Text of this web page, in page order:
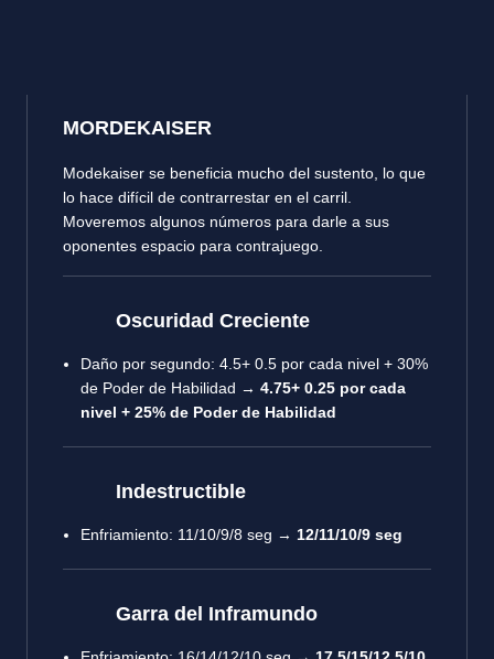
MORDEKAISER
Modekaiser se beneficia mucho del sustento, lo que
lo hace difícil de contrarrestar en el carril.
Moveremos algunos números para darle a sus
oponentes espacio para contrajuego.
Oscuridad Creciente
Daño por segundo: 4.5+ 0.5 por cada nivel + 30%
de Poder de Habilidad → 4.75+ 0.25 por cada
nivel + 25% de Poder de Habilidad
Indestructible
Enfriamiento: 11/10/9/8 seg → 12/11/10/9 seg
Garra del Inframundo